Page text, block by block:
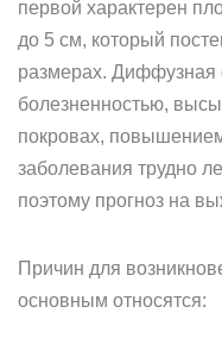
первой характерен
до 5 см, который
размерах. Диффузная
болезненностью,
покровах,
заболевания трудно
поэтому прогноз на
Причин для
основным относятся: